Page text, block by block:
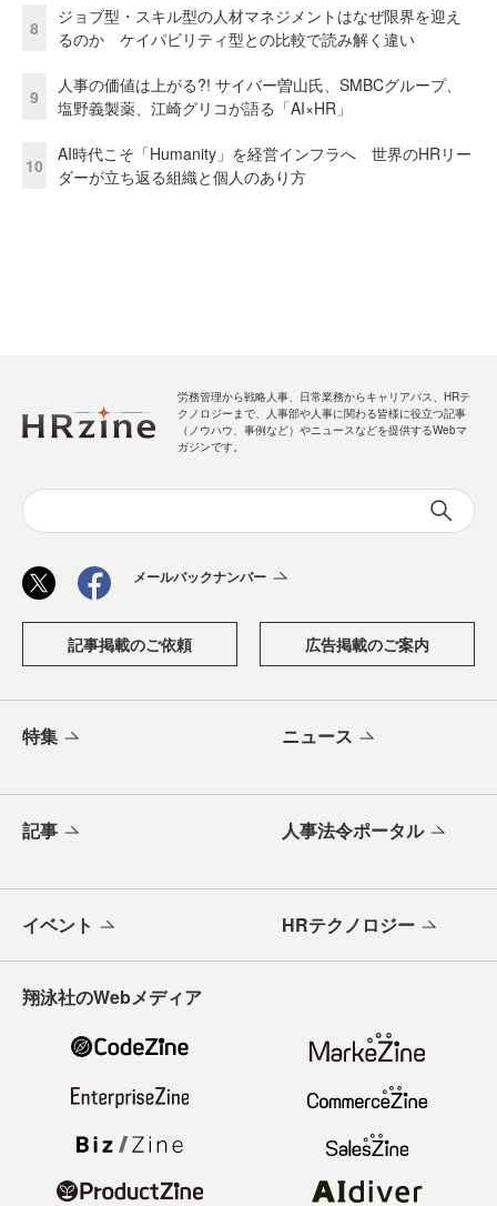
8
ジョブ型・スキル型の人材マネジメントはなぜ限界を迎え
るのか ケイパビリティ型との比較で読み解く違い
9
人事の価値は上がる?! サイバー曽山氏、SMBCグループ、
塩野義製薬、江崎グリコが語る「AI×HR」
10
AI時代こそ「Humanity」を経営インフラへ 世界のHRリー
ダーが立ち返る組織と個人のあり方
労務管理から戦略人事、日常業務からキャリアパス、HRテ
クノロジーまで、人事部や人事に関わる皆様に役立つ記事
（ノウハウ、事例など）やニュースなどを提供するWebマ
ガジンです。
メールバックナンバー
記事掲載のご依頼 広告掲載のご案内
特集 ニュース
記事 人事法令ポータル
イベント HRテクノロジー
翔泳社のWebメディア